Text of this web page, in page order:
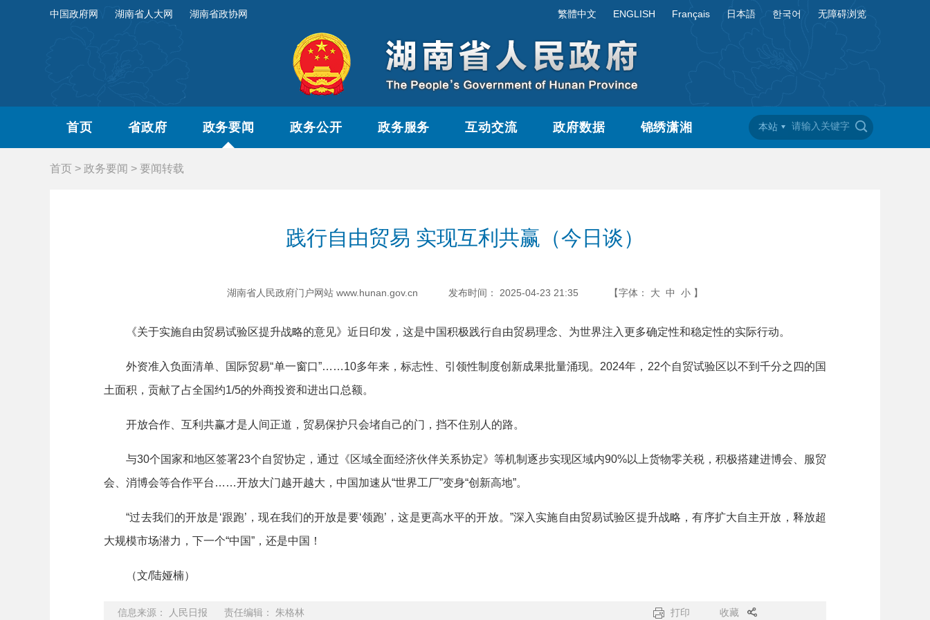
中国政府网 湖南省人大网 湖南省政协网 繁體中文 ENGLISH Français 日本語 한국어 无障碍浏览
首页 省政府 政务要闻 政务公开 政务服务 互动交流 政府数据 锦绣潇湘 本站
首页 > 政务要闻 > 要闻转载
践行自由贸易 实现互利共赢（今日谈）
湖南省人民政府门户网站 www.hunan.gov.cn 发布时间： 2025-04-23 21:35 【字体： 大 中 小 】
《关于实施自由贸易试验区提升战略的意见》近日印发，这是中国积极践行自由贸易理念、为世界注入更多确定性和稳定性的实际行动。
外资准入负面清单、国际贸易“单一窗口”……10多年来，标志性、引领性制度创新成果批量涌现。2024年，22个自贸试验区以不到千分之四的国
土面积，贡献了占全国约1/5的外商投资和进出口总额。
开放合作、互利共赢才是人间正道，贸易保护只会堵自己的门，挡不住别人的路。
与30个国家和地区签署23个自贸协定，通过《区域全面经济伙伴关系协定》等机制逐步实现区域内90%以上货物零关税，积极搭建进博会、服贸
会、消博会等合作平台……开放大门越开越大，中国加速从“世界工厂”变身“创新高地”。
“过去我们的开放是‘跟跑’，现在我们的开放是要‘领跑’，这是更高水平的开放。”深入实施自由贸易试验区提升战略，有序扩大自主开放，释放超
大规模市场潜力，下一个“中国”，还是中国！
（文/陆娅楠）
信息来源： 人民日报 责任编辑： 朱格林 打印 收藏